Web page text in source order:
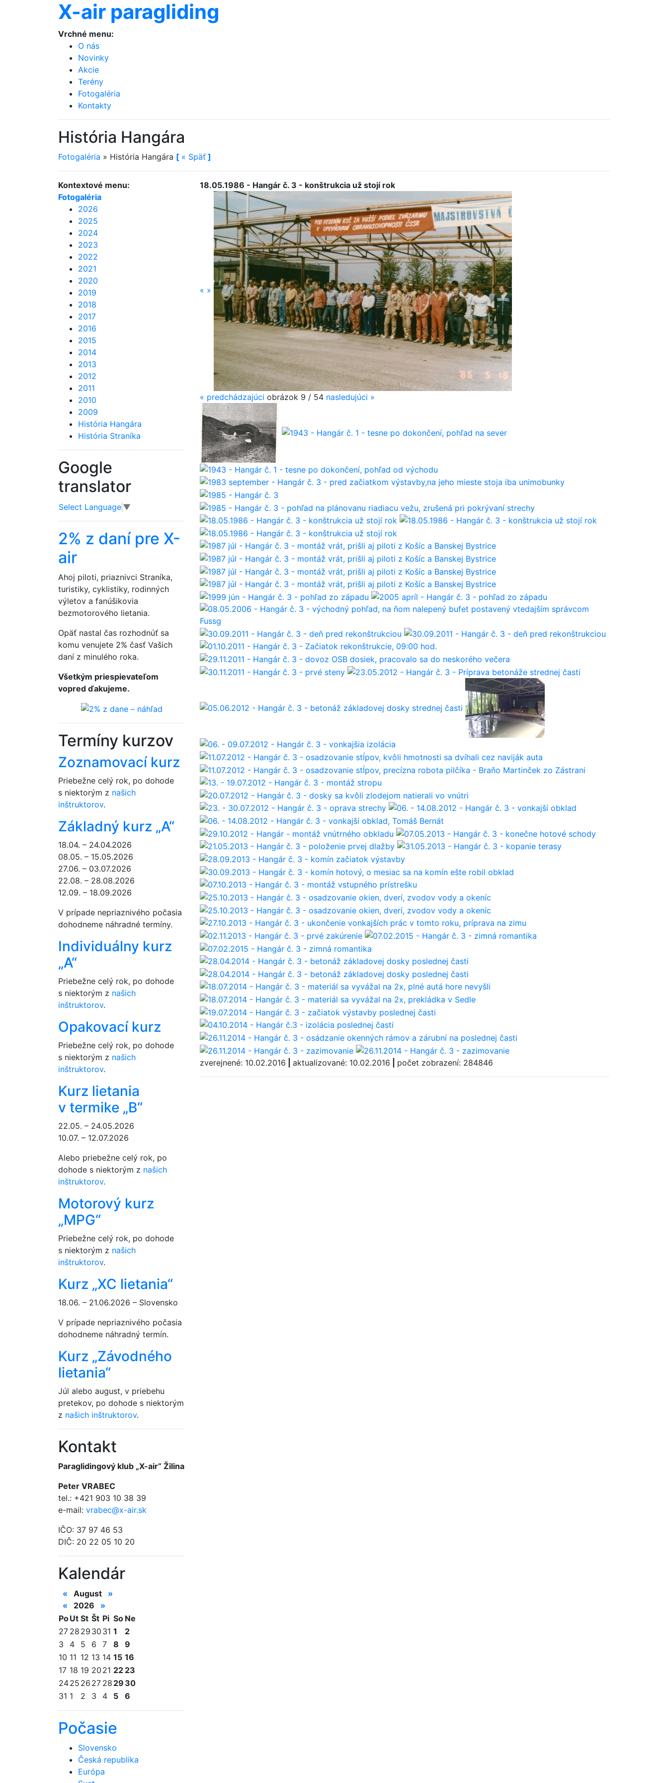
X-air paragliding
Vrchné menu:
O nás
Novinky
Akcie
Terény
Fotogaléria
Kontakty
História Hangára
Fotogaléria » História Hangára [ « Späť ]
18.05.1986 - Hangár č. 3 - konštrukcia už stojí rok
« »
« predchádzajúci obrázok 9 / 54 nasledujúci »
zverejnené: 10.02.2016 aktualizované: 10.02.2016 počet zobrazení: 284846
Kontextové menu:
Fotogaléria
2026
2025
2024
2023
2022
2021
2020
2019
2018
2017
2016
2015
2014
2013
2012
2011
2010
2009
História Hangára
História Straníka
Google
translator
Select Language ▼
2% z daní pre X-
air
Ahoj piloti, priaznivci Straníka,
turistiky, cyklistiky, rodinných
výletov a fanúšikovia
bezmotorového lietania.
Opäť nastal čas rozhodnúť sa
komu venujete 2% časť Vašich
daní z minulého roka.
Všetkým priespievateľom
vopred ďakujeme.
Termíny kurzov
Zoznamovací kurz
Priebežne celý rok, po dohode
s niektorým z našich
inštruktorov.
Základný kurz „A“
18.04. – 24.04.2026
08.05. – 15.05.2026
27.06. – 03.07.2026
22.08. – 28.08.2026
12.09. – 18.09.2026
V prípade nepriaznivého počasia
dohodneme náhradné termíny.
Individuálny kurz
„A“
Priebežne celý rok, po dohode
s niektorým z našich
inštruktorov.
Opakovací kurz
Priebežne celý rok, po dohode
s niektorým z našich
inštruktorov.
Kurz lietania
v termike „B“
22.05. – 24.05.2026
10.07. – 12.07.2026
Alebo priebežne celý rok, po
dohode s niektorým z našich
inštruktorov.
Motorový kurz
„MPG“
Priebežne celý rok, po dohode
s niektorým z našich
inštruktorov.
Kurz „XC lietania“
18.06. – 21.06.2026 – Slovensko
V prípade nepriaznivého počasia
dohodneme náhradný termín.
Kurz „Závodného
lietania“
Júl alebo august, v priebehu
pretekov, po dohode s niektorým
z našich inštruktorov.
Kontakt
Paraglidingový klub „X-air“ Žilina
Peter VRABEC
tel.: +421 903 10 38 39
e-mail: vrabec@x-air.sk
IČO: 37 97 46 53
DIČ: 20 22 05 10 20
Kalendár
« August
»
«
2026
»
PoUt St Št Pi So Ne
27 28 29 30 31 1
2
3
4 5 6 7 8
9
10 11 12 13 14 15 16
17 18 19 20 21 22 23
2425 26 27 28 29 30
31 1 2 3 4 5 6
Počasie
Slovensko
Česká republika
Európa